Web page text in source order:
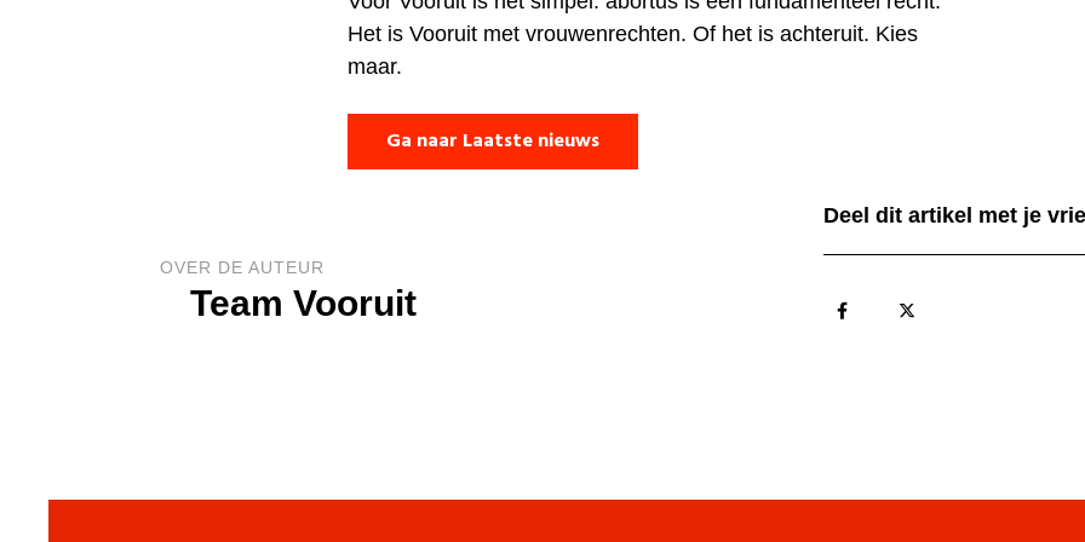
Het is Vooruit met vrouwenrechten. Of het is achteruit. Kies
maar.
Ga naar Laatste nieuws
OVER DE AUTEUR
Team Vooruit
Deel dit artikel met je